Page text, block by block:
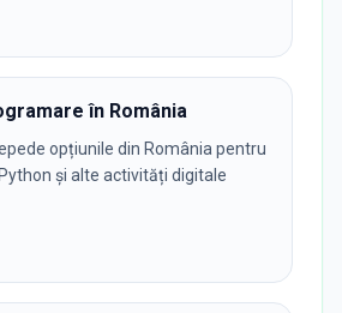
în România
opțiunile din România pentru
și alte activități digitale